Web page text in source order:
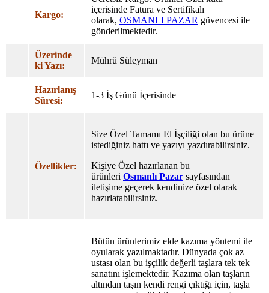
Kargo:
içerisinde Fatura ve Sertifikalı
olarak, OSMANLI PAZAR güvencesi ile
gönderilmektedir.
Üzerinde
ki Yazı:
Mührü Süleyman
Hazırlanış
Süresi:
1-3 İş Günü İçerisinde
Özellikler:
Size Özel Tamamı El İşçiliği olan bu ürüne
istediğiniz hattı ve yazıyı yazdırabilirsiniz.
Kişiye Özel hazırlanan bu
ürünleri Osmanlı Pazar sayfasından
iletişime geçerek kendinize özel olarak
hazırlatabilirsiniz.
Bütün ürünlerimiz elde kazıma yöntemi ile
oyularak yazılmaktadır. Dünyada çok az
ustası olan bu işçilik değerli taşlara tek tek
sanatını işlemektedir. Kazıma olan taşların
altından taşın kendi rengi çıktığı için, taşla